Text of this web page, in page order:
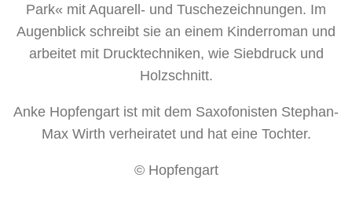
Park« mit Aquarell- und Tuschezeichnungen. Im
Augenblick schreibt sie an einem Kinderroman und
arbeitet mit Drucktechniken, wie Siebdruck und
Holzschnitt.
Anke Hopfengart ist mit dem Saxofonisten Stephan-
Max Wirth verheiratet und hat eine Tochter.
© Hopfengart